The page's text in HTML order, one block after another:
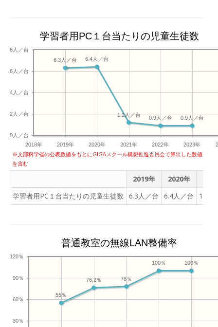
安全で効果的なICT活用」
の環境・指導のもと全校で
日使用したスライドは、お
Googleクラスルーム「情
可能です。
学習者用PC１台当たりの児童生徒数
2018年 2019年 2020年 2021年 2022年 2023年
0人／台
2人／台
4人／台
6人／台
8人／台
0.9人／台
0.9人／台
1.2人／台
6.4人／台
6.3人／台
※文部科学省の公表数値をもとにGIGAスクール構想推進委員会で算出した数値
を含む
2019年 2020年
学習者用PC１台当たりの児童生徒数
6.3人／台 6.4人／台 1.2人
普通教室の無線LAN整備率
30％
60％
90％
120％
100％
100％
78％
76.2％
55％